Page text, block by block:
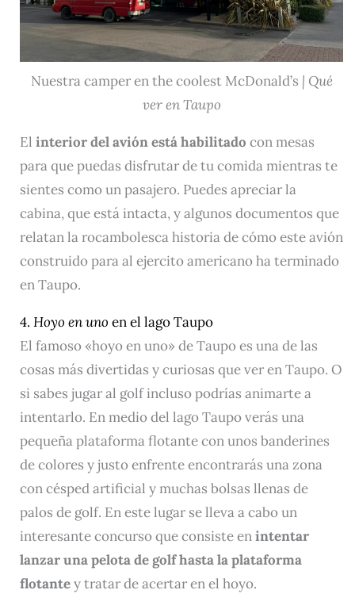
Nuestra camper en the coolest McDonald’s | Qué
ver en Taupo
El interior del avión está habilitado con mesas
para que puedas disfrutar de tu comida mientras te
sientes como un pasajero. Puedes apreciar la
cabina, que está intacta, y algunos documentos que
relatan la rocambolesca historia de cómo este avión
construido para al ejercito americano ha terminado
en Taupo.
4. Hoyo en uno en el lago Taupo
El famoso «hoyo en uno» de Taupo es una de las
cosas más divertidas y curiosas que ver en Taupo. O
si sabes jugar al golf incluso podrías animarte a
intentarlo. En medio del lago Taupo verás una
pequeña plataforma flotante con unos banderines
de colores y justo enfrente encontrarás una zona
con césped artificial y muchas bolsas llenas de
palos de golf. En este lugar se lleva a cabo un
interesante concurso que consiste enintentar
lanzar una pelota de golf hasta la plataforma
flotantey tratar de acertar en el hoyo.